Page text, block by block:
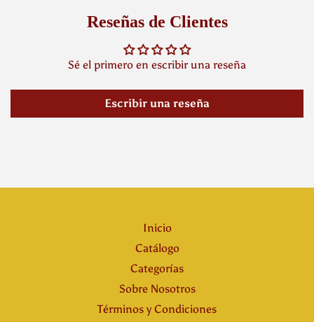
Reseñas de Clientes
Sé el primero en escribir una reseña
Escribir una reseña
Inicio
Catálogo
Categorías
Sobre Nosotros
Términos y Condiciones